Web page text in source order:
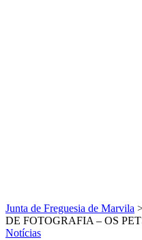
Junta de Freguesia de Marvila
DE FOTOGRAFIA – OS
Notícias